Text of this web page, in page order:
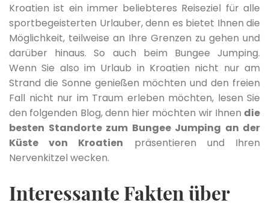
Kroatien ist ein immer beliebteres Reiseziel für alle
sportbegeisterten Urlauber, denn es bietet Ihnen die
Möglichkeit, teilweise an Ihre Grenzen zu gehen und
darüber hinaus. So auch beim Bungee Jumping.
Wenn Sie also im Urlaub in Kroatien nicht nur am
Strand die Sonne genießen möchten und den freien
Fall nicht nur im Traum erleben möchten, lesen Sie
den folgenden Blog, denn hier möchten wir Ihnen die
besten Standorte zum Bungee Jumping an der
Küste von Kroatien präsentieren und Ihren
Nervenkitzel wecken.
Interessante Fakten über